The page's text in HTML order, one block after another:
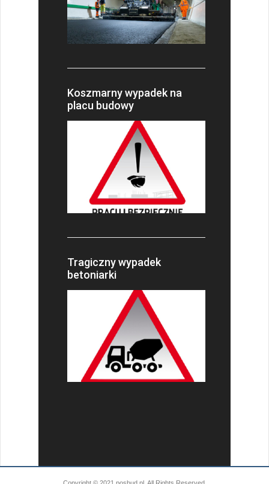
Koszmarny wypadek na
placu budowy
Tragiczny wypadek
betoniarki